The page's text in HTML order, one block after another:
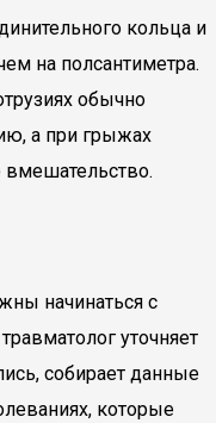
кольца и
на полсантиметра.
обычно
а при грыжах
вмешательство.
начинаться с
уточняет
собирает данные
которые